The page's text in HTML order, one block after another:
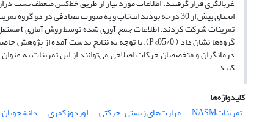
درمانگران و متخصصان حرکات اصلاحی می‌توانند از این تمرینات به
کنند.
کلیدواژه‌ها
تمریناتNASM
مهارت‌های زیستی-حرکتی لوردوز‌کمری